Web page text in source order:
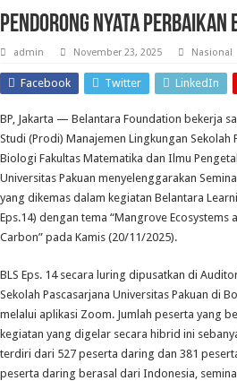
Pendorong Nyata Perbaikan
admin November 23, 2025 Nasional
Facebook Twitter LinkedIn
BP, Jakarta — Belantara Foundation bekerja
Studi (Prodi) Manajemen Lingkungan Sekolah
Biologi Fakultas Matematika dan Ilmu
Universitas Pakuan menyelenggarakan
yang dikemas dalam kegiatan Belantara
Eps.14) dengan tema “Mangrove Ecosystems
Carbon” pada Kamis (20/11/2025).
BLS Eps. 14 secara luring dipusatkan di
Sekolah Pascasarjana Universitas Pakuan di
melalui aplikasi Zoom. Jumlah peserta yang
kegiatan yang digelar secara hibrid ini
terdiri dari 527 peserta daring dan 381
peserta daring berasal dari Indonesia,